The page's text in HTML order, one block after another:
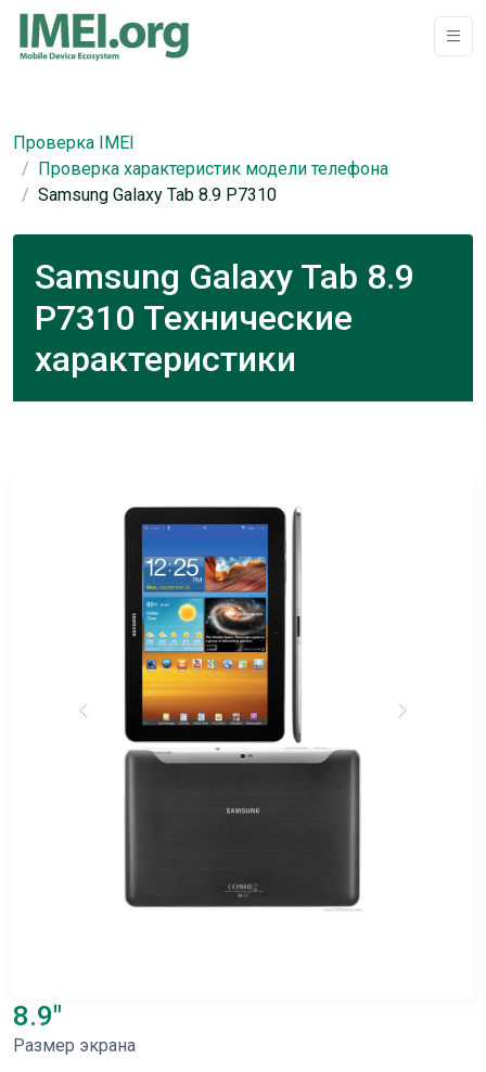
Проверка IMEI
Проверка характеристик модели телефона
Samsung Galaxy Tab 8.9 P7310
Samsung Galaxy Tab 8.9
P7310 Технические
характеристики
8.9"
Размер экрана